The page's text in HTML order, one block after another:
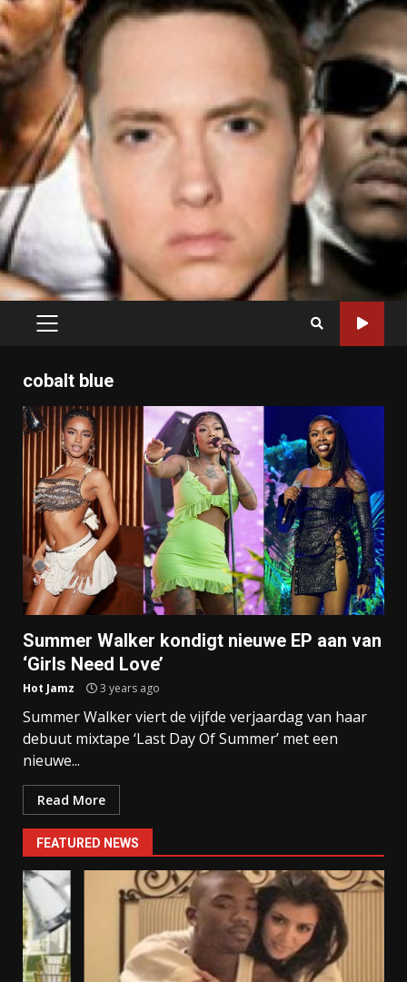
PRIMARY
cobalt blue
Summer Walker kondigt nieuwe EP aan van
‘Girls Need Love’
Hot Jamz 3 years ago
Summer Walker viert de vijfde verjaardag van haar
debuut mixtape ‘Last Day Of Summer’ met een
nieuwe...
Read More
FEATURED NEWS